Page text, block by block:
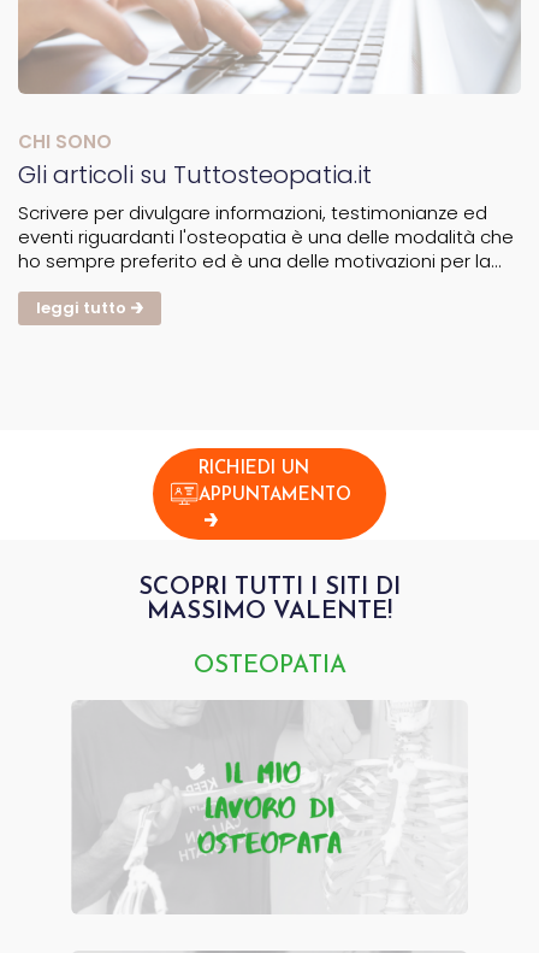
Gli articoli su Tuttosteopatia.it
CHI SONO
Scrivere per divulgare informazioni, testimonianze ed
eventi riguardanti l'osteopatia è una delle modalità che
ho sempre preferito ed è una delle motivazioni per la
quale sono, tra le tante, anche giornalista pubblicista.
Collegato a questo sentire e voglia di...
leggi tutto
RICHIEDI UN
APPUNTAMENTO
SCOPRI TUTTI I SITI DI
MASSIMO VALENTE!
OSTEOPATIA